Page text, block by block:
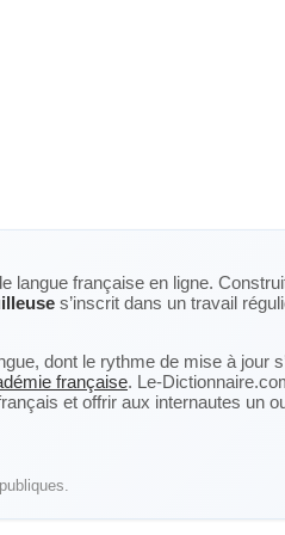
langue française en ligne.
s’inscrit dans un travail
dont le rythme de mise à jour
française. Le-
et offrir aux internautes un